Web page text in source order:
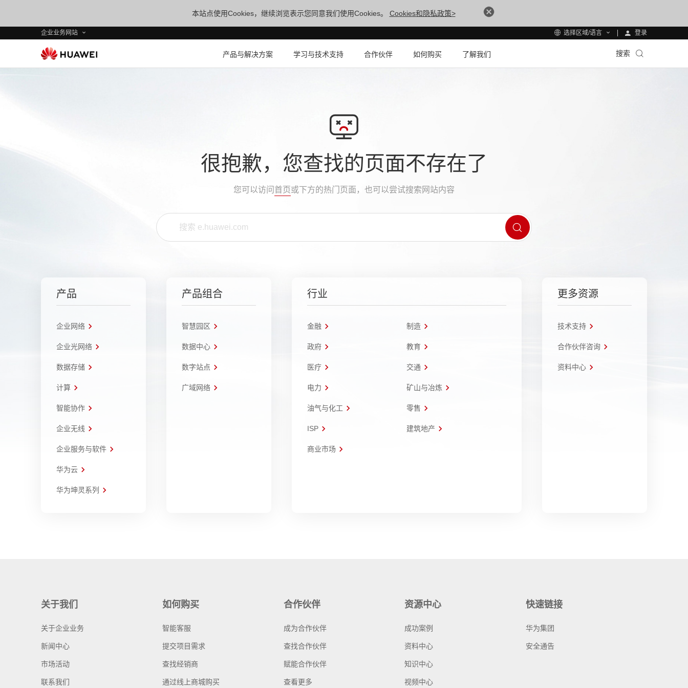
本站点使用Cookies，继续浏览表示您同意我们使用Cookies。 Cookies和隐私政策>
企业业务网站 选择区域/语言 登录
产品与解决方案 学习与技术支持 合作伙伴 如何购买 了解我们 搜索
很抱歉，您查找的页面不存在了
您可以访问 首页或下方的热门页面，也可以尝试搜索网站内容
产品
企业网络
企业光网络
数据存储
计算
智能协作
企业无线
企业服务与软件
华为云
华为坤灵系列
产品组合
智慧园区
数据中心
数字站点
广域网络
行业
金融 制造
政府 教育
医疗 交通
电力 矿山与冶炼
油气与化工 零售
ISP 建筑地产
商业市场
更多资源
技术支持
合作伙伴咨询
资料中心
关于我们
关于企业业务
新闻中心
市场活动
联系我们
如何购买
智能客服
提交项目需求
查找经销商
通过线上商城购买
合作伙伴
成为合作伙伴
查找合作伙伴
赋能合作伙伴
查看更多
资源中心
成功案例
资料中心
知识中心
视频中心
快速链接
华为集团
安全通告